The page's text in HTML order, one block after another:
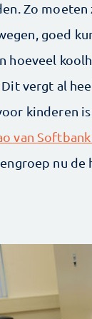
Zo
goed
hoeveel
vergt al
kinderen
van
nu de